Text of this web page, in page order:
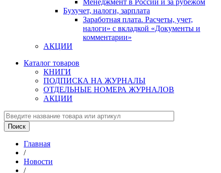
Менеджмент в России и за рубежом
Бухучет, налоги, зарплата
Заработная плата. Расчеты, учет,
налоги» с вкладкой «Документы и
комментарии»
АКЦИИ
Каталог товаров
КНИГИ
ПОДПИСКА НА ЖУРНАЛЫ
ОТДЕЛЬНЫЕ НОМЕРА ЖУРНАЛОВ
АКЦИИ
Главная
/
Новости
/